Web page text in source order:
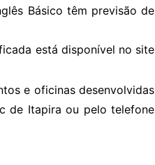
Básico têm previsão de
está disponível no site
e oficinas desenvolvidas
de Itapira ou pelo telefone